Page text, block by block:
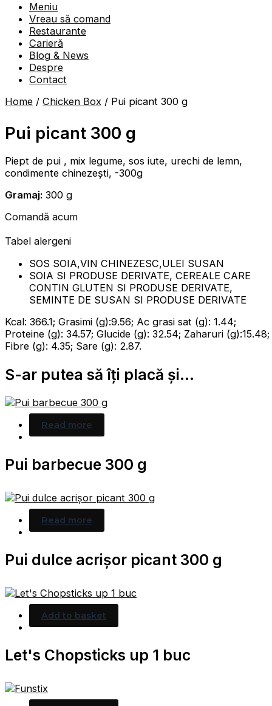
Meniu
Vreau să comand
Restaurante
Carieră
Blog & News
Despre
Contact
Home / Chicken Box / Pui picant 300 g
Pui picant 300 g
Piept de pui , mix legume, sos iute, urechi de lemn,
condimente chinezești, -300g
Gramaj: 300 g
Comandă acum
Tabel alergeni
SOS SOIA,VIN CHINEZESC,ULEI SUSAN
SOIA SI PRODUSE DERIVATE, CEREALE CARE
CONTIN GLUTEN SI PRODUSE DERIVATE,
SEMINTE DE SUSAN SI PRODUSE DERIVATE
Kcal: 366.1; Grasimi (g):9.56; Ac grasi sat (g): 1.44;
Proteine (g): 34.57; Glucide (g): 32.54; Zaharuri (g):15.48;
Fibre (g): 4.35; Sare (g): 2.87.
S-ar putea să îți placă și...
Read more
Pui barbecue 300 g
Read more
Pui dulce acrișor picant 300 g
Add to basket
Let's Chopsticks up 1 buc